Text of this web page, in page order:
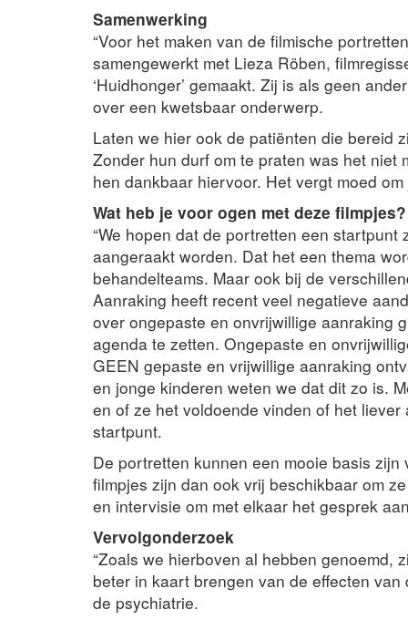
Samenwerking
“Voor het maken van de filmische
samengewerkt met Lieza Röben,
‘Huidhonger’ gemaakt. Zij is als geen
over een kwetsbaar onderwerp.
Laten we hier ook de patiënten die bereid
Zonder hun durf om te praten was het niet
hen dankbaar hiervoor. Het vergt moed
Wat heb je voor ogen met deze filmpjes?
“We hopen dat de portretten een
aangeraakt worden. Dat het een thema
behandelteams. Maar ook bij de
Aanraking heeft recent veel negatieve
over ongepaste en onvrijwillige aanraking
agenda te zetten. Ongepaste en
GEEN gepaste en vrijwillige aanraking
en jonge kinderen weten we dat dit zo is.
en of ze het voldoende vinden of het
startpunt.
De portretten kunnen een mooie basis
filmpjes zijn dan ook vrij beschikbaar om
en intervisie om met elkaar het gesprek
Vervolgonderzoek
“Zoals we hierboven al hebben genoemd,
beter in kaart brengen van de effecten van
de psychiatrie.